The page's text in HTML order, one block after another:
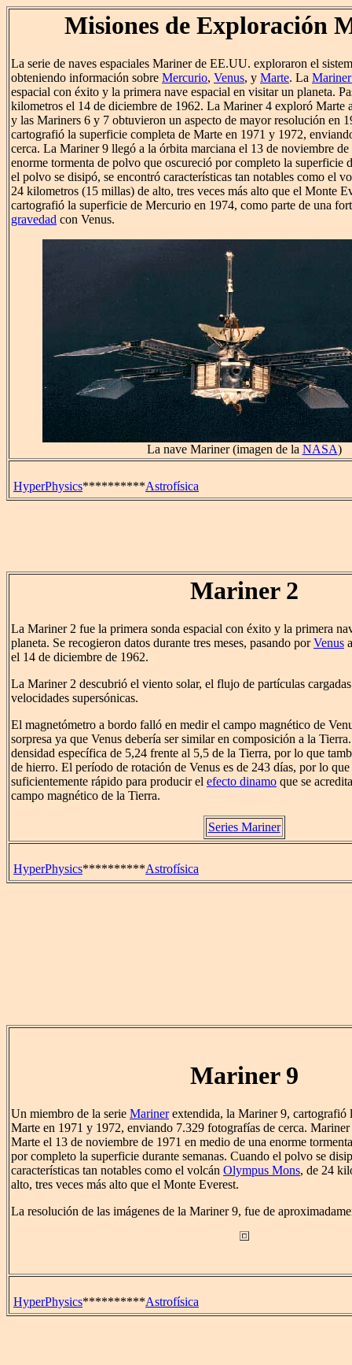
Misiones de Exploración
La serie de naves espaciales Mariner de EE.UU. exploraron el
obteniendo información sobre Mercurio, Venus, y Marte. La
espacial con éxito y la primera nave espacial en visitar un planeta.
kilometros el 14 de diciembre de 1962. La Mariner 4 exploró Marte
y las Mariners 6 y 7 obtuvieron un aspecto de mayor resolución en
cartografió la superficie completa de Marte en 1971 y 1972,
cerca. La Mariner 9 llegó a la órbita marciana el 13 de noviembre
enorme tormenta de polvo que oscureció por completo la superficie
el polvo se disipó, se encontró características tan notables como el
24 kilometros (15 millas) de alto, tres veces más alto que el Monte
cartografió la superficie de Mercurio en 1974, como parte de una
gravedad con Venus.
La nave Mariner (imagen de la NASA)
HyperPhysics**********Astrofísica
Mariner 2
La Mariner 2 fue la primera sonda espacial con éxito y la primera
planeta. Se recogieron datos durante tres meses, pasando porVenus
el 14 de diciembre de 1962.
La Mariner 2 descubrió el viento solar, el flujo de partículas
velocidades supersónicas.
El magnetómetro a bordo falló en medir el campo magnético de
sorpresa ya que Venus debería ser similar en composición a la
densidad específica de 5,24 frente al 5,5 de la Tierra, por lo que
de hierro. El período de rotación de Venus es de 243 días, por lo
suficientemente rápido para producir el efecto dinamo que se
campo magnético de la Tierra.
Series Mariner
HyperPhysics**********Astrofísica
Mariner 9
Un miembro de la serie Marinerextendida, la Mariner 9, cartografió
Marte en 1971 y 1972, enviando 7.329 fotografías de cerca.
Marte el 13 de noviembre de 1971 en medio de una enorme
por completo la superficie durante semanas. Cuando el polvo se
características tan notables como el volcán Olympus Mons, de 24
alto, tres veces más alto que el Monte Everest.
La resolución de las imágenes de la Mariner 9, fue de
HyperPhysics**********Astrofísica